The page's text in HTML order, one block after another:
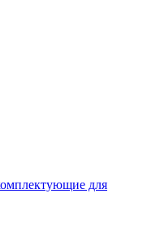
для